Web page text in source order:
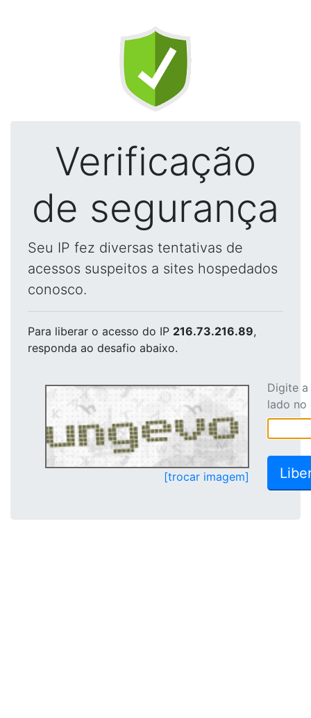
Verificação
de segurança
Seu IP fez diversas tentativas de
acessos suspeitos a sites hospedados
conosco.
Para liberar o acesso do IP 216.73.216.89,
responda ao desafio abaixo.
[trocar imagem]
Digite
lado no